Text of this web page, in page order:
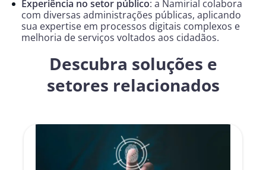
Experiência no setor público: a Namirial colabora
com diversas administrações públicas, aplicando
sua expertise em processos digitais complexos e
melhoria de serviços voltados aos cidadãos.
Descubra soluções e
setores relacionados